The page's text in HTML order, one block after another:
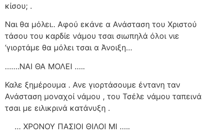
κίσου; .
Ναι θα μόλει.. Αφού εκάνε α Ανάσταση του Χριστού
τάσου του καρδίε νάμου τσαι σιωπηλά όλοι νιε
‘γιορτάμε θα μόλει τσαι α Άνοιξη…
…….ΝΑΙ ΘΑ ΜΟΛΕΙ …..
Καλε ξημέρουμα . Ανε γιορτάσουμε έντανη ταν
Ανάσταση μοναχοί νάμου , του Τσέλε νάμου ταπεινά
τσαι με ειλικρινά κατάνυξη .
… ΧΡΟΝΟΥ ΠΑΣΙΟΙ ΘΙΛΟΙ ΜΙ …..